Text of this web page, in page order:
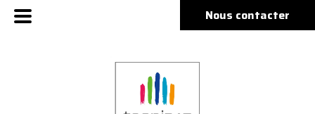
Nous contacter